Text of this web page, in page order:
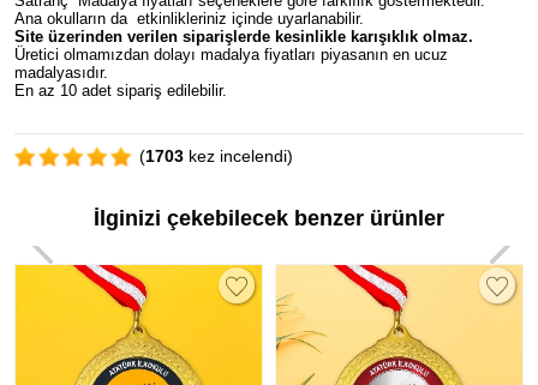
Ana okulların da etkinlikleriniz içinde uyarlanabilir.
Site üzerinden verilen siparişlerde kesinlikle karışıklık olmaz.
Üretici olmamızdan dolayı madalya fiyatları piyasanın en ucuz
madalyasıdır.
En az 10 adet sipariş edilebilir.
(1703 kez incelendi)
İlginizi çekebilecek benzer ürünler